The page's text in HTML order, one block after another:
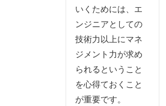
いくためには、エ
ンジニアとしての
技術力以上にマネ
ジメント力が求め
られるということ
を心得ておくこと
が重要です。